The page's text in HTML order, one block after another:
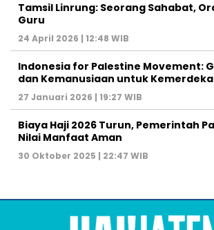
Tamsil Linrung: Seorang Sahabat,
Guru
24 April 2026 | 12:48 WIB
Indonesia for Palestine Movement:
dan Kemanusiaan untuk
27 Januari 2026 | 19:27 WIB
Biaya Haji 2026 Turun, Pemerintah
Nilai Manfaat Aman
30 Oktober 2025 | 22:47 WIB